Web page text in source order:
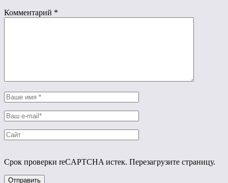
Комментарий *
Срок проверки reCAPTCHA истек. Перезагрузите страницу.